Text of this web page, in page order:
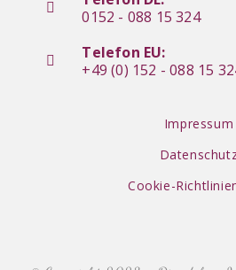
0152 - 088 15 324
Telefon EU:
+49 (0) 152 - 088 15
Impressum
Cookie-